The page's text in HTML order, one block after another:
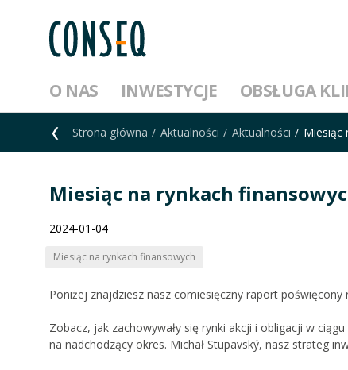
O NAS INWESTYCJE OBSŁUGA
Strona główna Aktualności Aktualności Miesiąc
Miesiąc na rynkach
2024-01-04
Miesiąc na rynkach finansowych
Poniżej znajdziesz nasz comiesięczny raport
Zobacz, jak zachowywały się rynki akcji i obligacji w
na nadchodzący okres. Michał Stupavský, nasz strateg